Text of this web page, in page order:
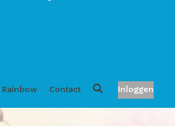
Rainbow Contact Inloggen